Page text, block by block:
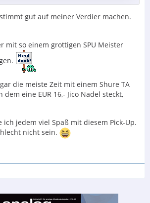
gut auf meiner Verdier machen.
mit so einem grottigen SPU Meister
die meiste Zeit mit einem Shure TA
dem eine EUR 16,- Jico Nadel steckt,
ich jedem viel Spaß mit diesem Pick-Up.
nicht sein.